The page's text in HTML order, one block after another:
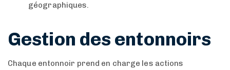
géographiques.
Gestion des entonnoirs
Chaque entonnoir prend en charge les actions